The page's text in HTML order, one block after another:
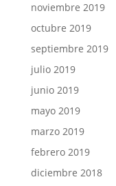
noviembre 2019
octubre 2019
septiembre 2019
julio 2019
junio 2019
mayo 2019
marzo 2019
febrero 2019
diciembre 2018